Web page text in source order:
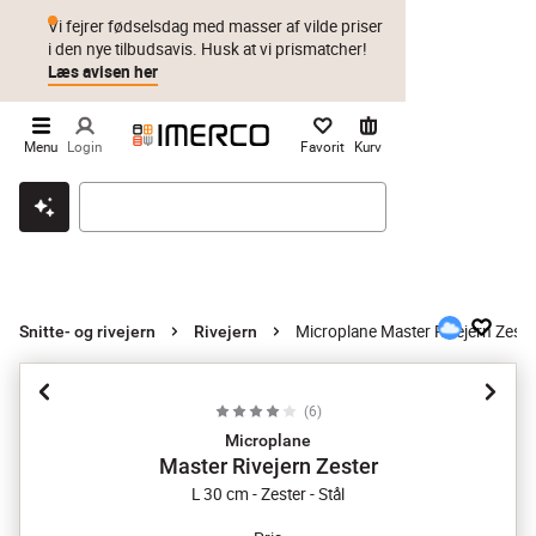
Klik & hent Byt i 1 år Prismatch
Vi fejrer fødselsdag med masser af vilde priser
i den nye tilbudsavis. Husk at vi prismatcher!
Læs avisen her
Menu Login Favorit Kurv
Snitte- og rivejern Rivejern Microplane Master Rivejern
(6)
Microplane
Master Rivejern Zester
L 30 cm - Zester - Stål